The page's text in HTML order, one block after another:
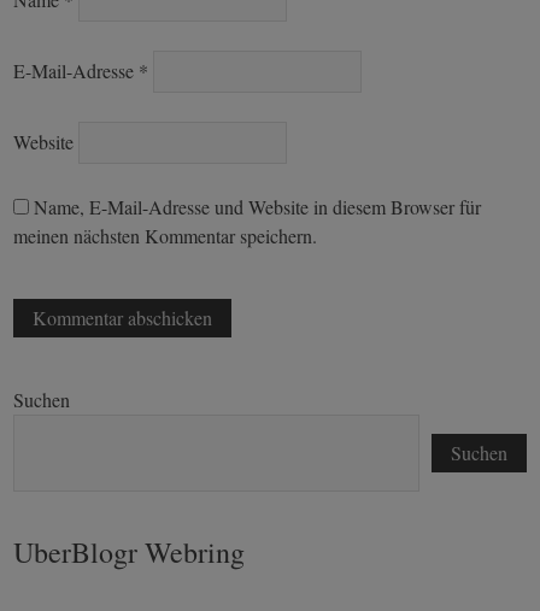
E-Mail-Adresse *
Website
Name, E-Mail-Adresse und Website in diesem Browser für
meinen nächsten Kommentar speichern.
Suchen
Suchen
UberBlogr Webring